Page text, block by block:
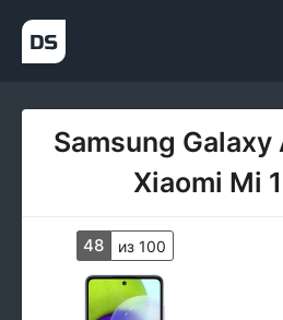
Samsung Galaxy
Xiaomi Mi
48 из 100